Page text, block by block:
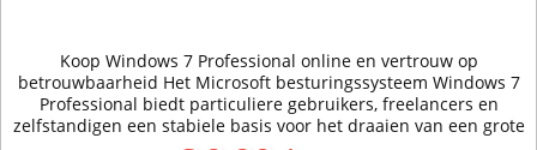
Koop Windows 7 Professional online en vertrouw op
betrouwbaarheid Het Microsoft besturingssysteem Windows 7
Professional biedt particuliere gebruikers, freelancers en
zelfstandigen een stabiele basis voor het draaien van een grote